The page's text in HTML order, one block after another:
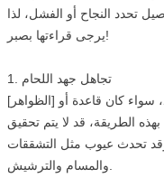
تحدد النجاح أو الفشل، لذا
يرجى قراءتها بصبر!
1. تجاهل جهد اللحام
[الظواهر] أثناء اللحام، بغض النظر عن حجم الأخدود، سواء كان قاعدة أو
الطريقة، قد لا يتم تحقيق
تحدث عيوب مثل التشققات